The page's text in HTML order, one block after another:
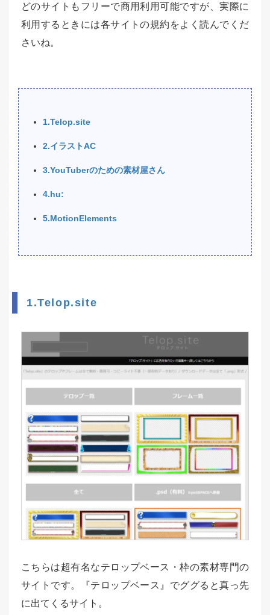
どのサイトもフリーで商用利用可能ですが、実際に
利用するときには各サイトの規約をよく読んでくだ
さいね。
1.Telop.site
2.イラストAC
3.YouTuberのための素材屋さん
4.hu:
5.MotionElements
1.Telop.site
こちらは超有名なテロップベース・枠の素材専門の
サイトです。『テロップベース』でググると真っ先
に出てくるサイト。